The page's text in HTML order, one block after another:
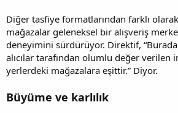
Diğer tasfiye formatlarından farklı
mağazalar geleneksel bir alışveriş
deneyimini sürdürüyor. Direktif,
alıcılar tarafından olumlu değer verilen
yerlerdeki mağazalara eşittir.” Diyor.
Büyüme ve karlılık